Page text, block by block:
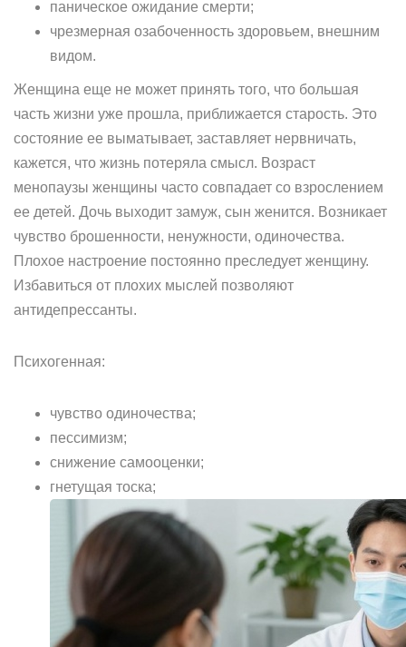
паническое ожидание смерти;
чрезмерная озабоченность здоровьем, внешним
видом.
Женщина еще не может принять того, что большая
часть жизни уже прошла, приближается старость. Это
состояние ее выматывает, заставляет нервничать,
кажется, что жизнь потеряла смысл. Возраст
менопаузы женщины часто совпадает со взрослением
ее детей. Дочь выходит замуж, сын женится. Возникает
чувство брошенности, ненужности, одиночества.
Плохое настроение постоянно преследует женщину.
Избавиться от плохих мыслей позволяют
антидепрессанты.
Психогенная:
чувство одиночества;
пессимизм;
снижение самооценки;
гнетущая тоска;